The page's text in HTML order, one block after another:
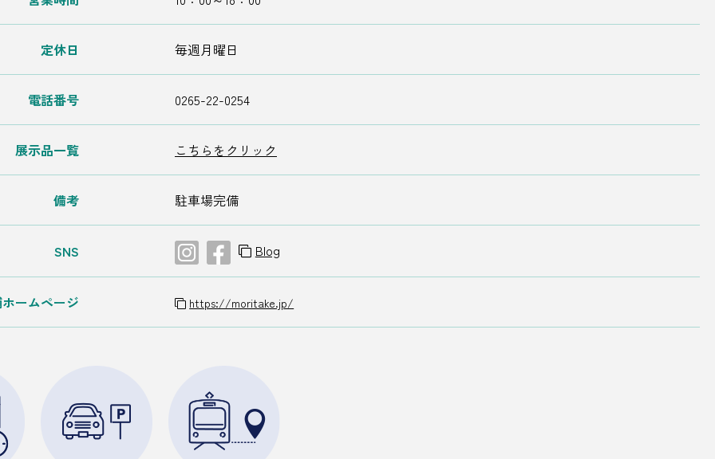
定休日 毎週月曜日
電話番号 0265-22-0254
展示品一覧 こちらをクリック
備考 駐車場完備
SNS Blog
ームページ https://moritake.jp/